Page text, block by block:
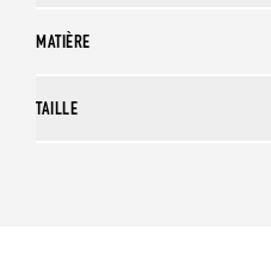
MATIÈRE
TAILLE